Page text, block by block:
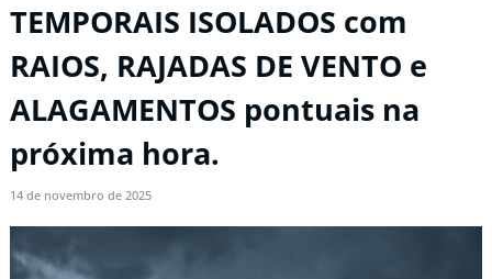
TEMPORAIS ISOLADOS com
RAIOS, RAJADAS DE VENTO e
ALAGAMENTOS pontuais na
próxima hora.
14 de novembro de 2025